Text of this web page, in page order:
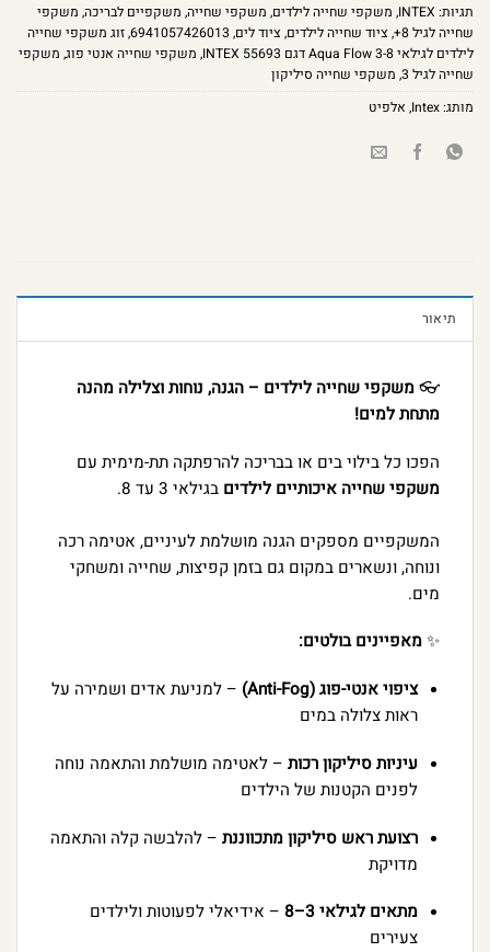
תגיות: INTEX
, משקפי שחייה לילדים, משקפי שחייה, משקפיים לבריכה, משקפי
שחייה לגיל 8+
, ציוד שחייה לילדים, ציוד לים,
6941057426013
,זוג משקפי שחייה
לילדים לגילאי 3-8 Aqua Flow דגם 55693 INTEX
, משקפי שחייה אנטי פוג, משקפי
שחייה לגיל 3 , משקפי שחייה סיליקון
מותג:Intex
, אלפיט
תיאור
👓משקפי שחייה לילדים – הגנה, נוחות וצלילה מהנה
מתחת למים!
הפכו כל בילוי בים או בבריכה להרפתקה תת-מימית עם
משקפי שחייה איכותיים לילדים בגילאי 3 עד 8.
המשקפיים מספקים הגנה מושלמת לעיניים, אטימה רכה
ונוחה, ונשארים במקום גם בזמן קפיצות, שחייה ומשחקי
מים.
✨מאפיינים בולטים:
ציפוי אנטי-פוג (Anti-Fog)
– למניעת אדים ושמירה על
ראות צלולה במים
עיניות סיליקון רכות– לאטימה מושלמת והתאמה נוחה
לפנים הקטנות של הילדים
רצועת ראש סיליקון מתכווננת– להלבשה קלה והתאמה
מדויקת
מתאים לגילאי 3–8
– אידיאלי לפעוטות ולילדים
צעירים